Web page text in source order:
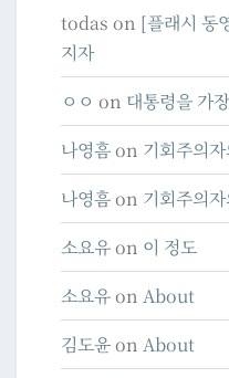
todas on [플래시 동
지자
ㅇㅇ on 대통령을 가
나영흠on 기회주의
나영흠on 기회주의
소요유on 이 정도
소요유on About
김도윤on About